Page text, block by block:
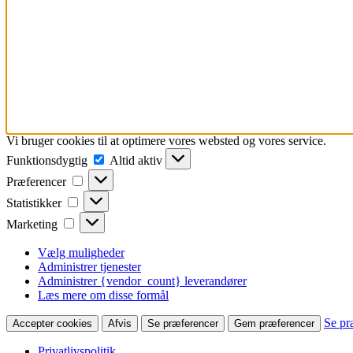
Vi bruger cookies til at optimere vores websted og vores service.
Funktionsdygtig
Funktionsdygtig
Altid aktiv
Præferencer
Præferencer
Statistikker Statistikker
Marketing Marketing
Vælg muligheder
Administrer tjenester
Administrer {vendor_count} leverandører
Læs mere om disse formål
Accepter cookies Afvis Se præferencer Gem præferencer Se